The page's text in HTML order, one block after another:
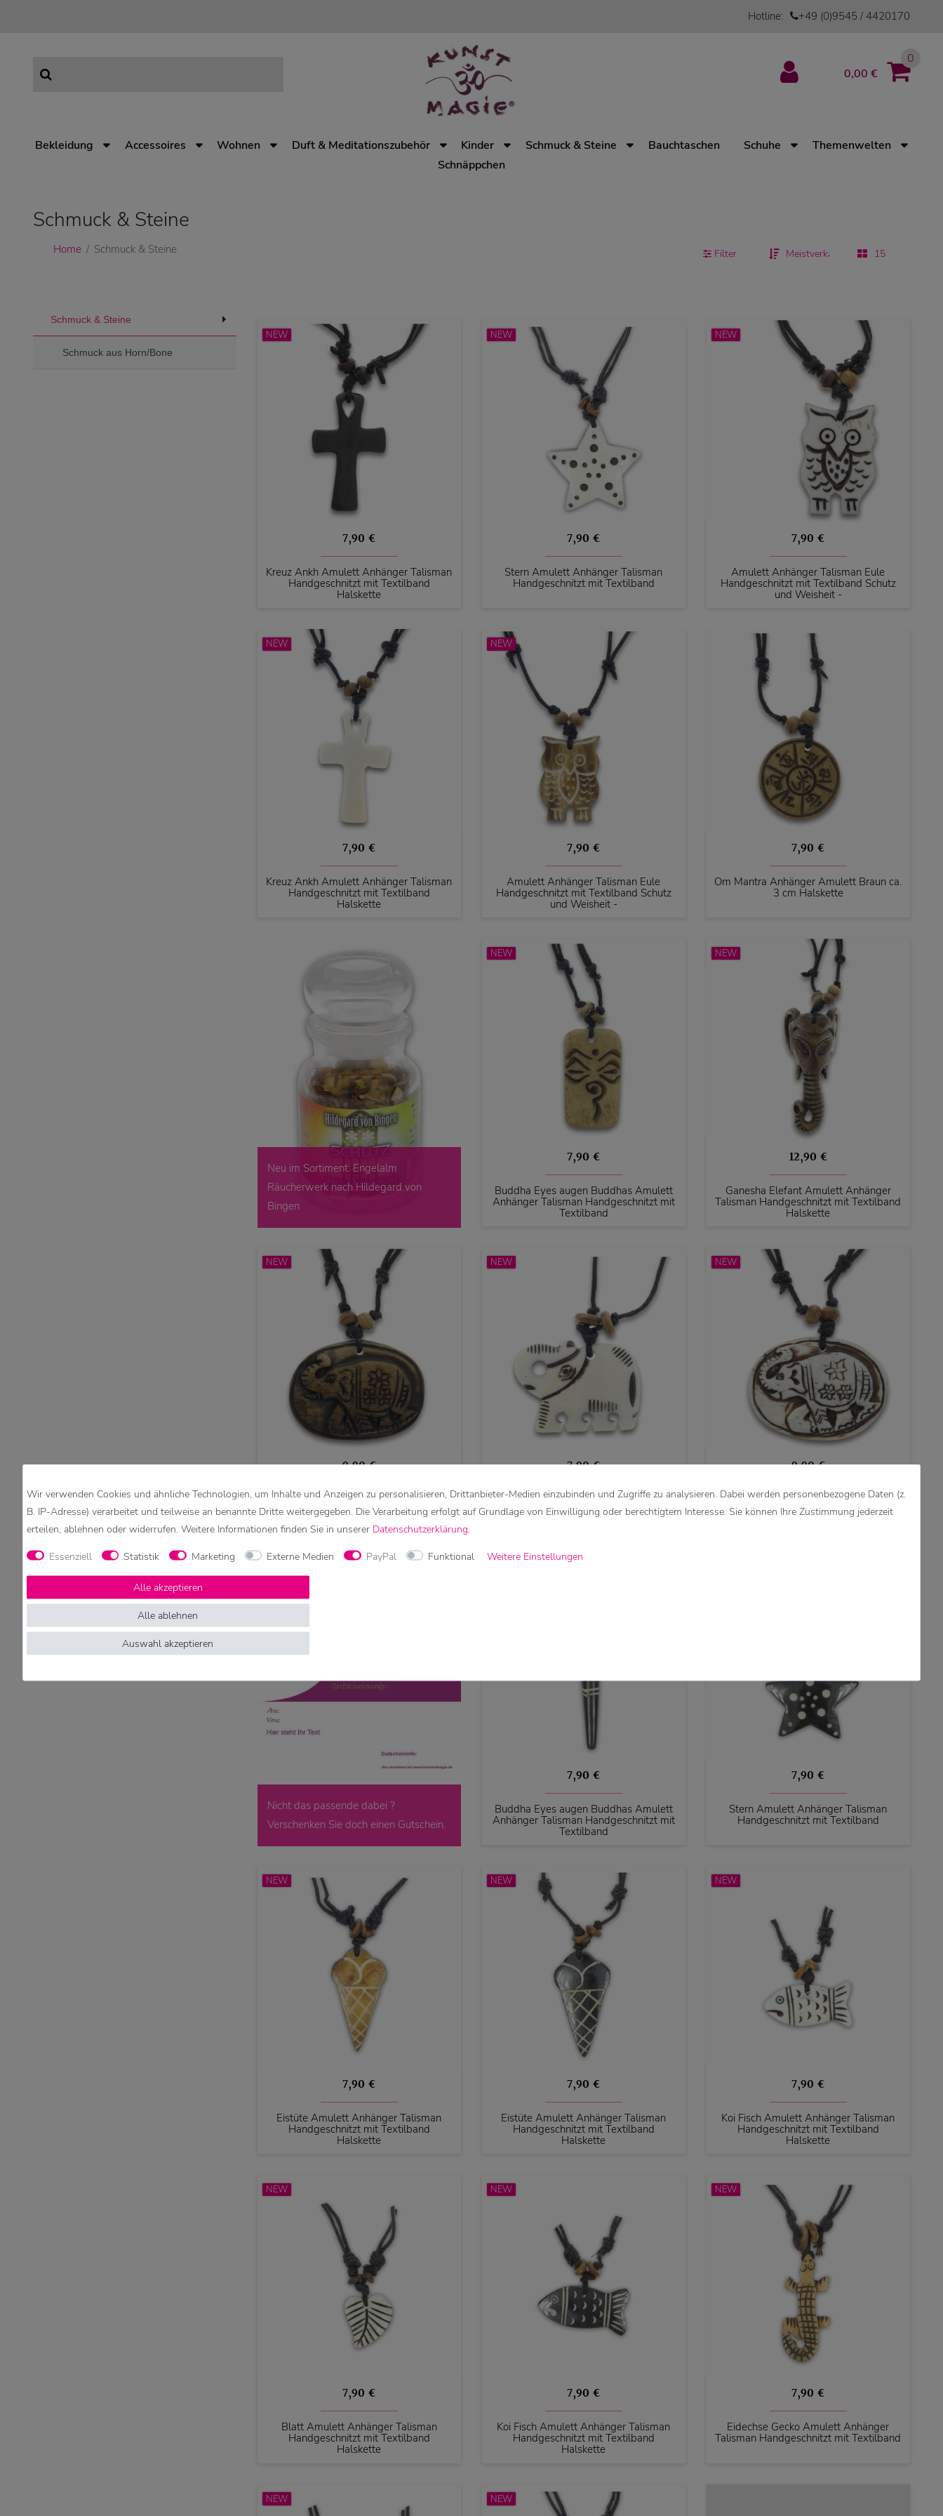
Hotline: +49 (0)9545 / 4420170
0,00 €
0
Bekleidung Accessoires Wohnen Duft & Meditationszubehör Kinder Schmuck & Steine Bauchtaschen Schuhe
Themenwelten
Schnäppchen
Schmuck & Steine
Home Schmuck & Steine Filter
Schmuck & Steine
Schmuck aus Horn/Bone
NEW
7,90 €
Kreuz Ankh Amulett Anhänger Talisman
Handgeschnitzt mit Textilband
Halskette
NEW
7,90 €
Stern Amulett Anhänger Talisman
Handgeschnitzt mit Textilband
NEW
7,90 €
Amulett Anhänger Talisman Eule
Handgeschnitzt mit Textilband Schutz
und Weisheit -
NEW
7,90 €
Kreuz Ankh Amulett Anhänger Talisman
Handgeschnitzt mit Textilband
Halskette
NEW
7,90 €
Amulett Anhänger Talisman Eule
Handgeschnitzt mit Textilband Schutz
und Weisheit -
7,90 €
Om Mantra Anhänger Amulett Braun ca.
3 cm Halskette
Neu im Sortiment: Engelalm
Räucherwerk nach Hildegard von
Bingen
NEW
7,90 €
Buddha Eyes augen Buddhas Amulett
Anhänger Talisman Handgeschnitzt mit
Textilband
NEW
12,90 €
Ganesha Elefant Amulett Anhänger
Talisman Handgeschnitzt mit Textilband
Halskette
NEW
9,90 €
Elefanten Amulett Anhänger Talisman
Handgeschnitzt mit Textilband
Halskette
NEW
7,90 €
Weiser Elefant Glücksbringer Amulett
Anhänger Talisman Handgeschnitzt mit
NEW
9,90 €
Elefanten Amulett Anhänger Talisman
Handgeschnitzt mit Textilband
Nicht das passende dabei ?
Verschenken Sie doch einen Gutschein.
7,90 €
Buddha Eyes augen Buddhas Amulett
Anhänger Talisman Handgeschnitzt mit
Textilband
7,90 €
Stern Amulett Anhänger Talisman
Handgeschnitzt mit Textilband
NEW
7,90 €
Eistüte Amulett Anhänger Talisman
Handgeschnitzt mit Textilband
Halskette
NEW
7,90 €
Eistüte Amulett Anhänger Talisman
Handgeschnitzt mit Textilband
Halskette
NEW
7,90 €
Koi Fisch Amulett Anhänger Talisman
Handgeschnitzt mit Textilband
Halskette
NEW
7,90 €
Blatt Amulett Anhänger Talisman
Handgeschnitzt mit Textilband
Halskette
NEW
7,90 €
Koi Fisch Amulett Anhänger Talisman
Handgeschnitzt mit Textilband
Halskette
NEW
7,90 €
Eidechse Gecko Amulett Anhänger
Talisman Handgeschnitzt mit Textilband
NEW NEW
Wir verwenden Cookies und ähnliche Technologien, um Inhalte und Anzeigen zu personalisieren, Drittanbieter-Medien einzubinden und Zugriffe zu analysieren. Dabei werden personenbezogene Daten (z.
B. IP-Adresse) verarbeitet und teilweise an benannte Dritte weitergegeben. Die Verarbeitung erfolgt auf Grundlage von Einwilligung oder berechtigtem Interesse. Sie können Ihre Zustimmung jederzeit
erteilen, ablehnen oder widerrufen. Weitere Informationen finden Sie in unserer Daten­schutz­erklärung.
Essenziell Statistik Marketing Externe Medien PayPal Funktional Weitere Einstellungen
Alle akzeptieren
Alle ablehnen
Auswahl akzeptieren